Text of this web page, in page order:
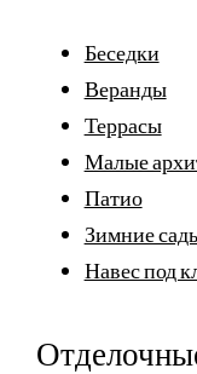
Беседки
Веранды
Террасы
Малые
Патио
Зимние
Навес под